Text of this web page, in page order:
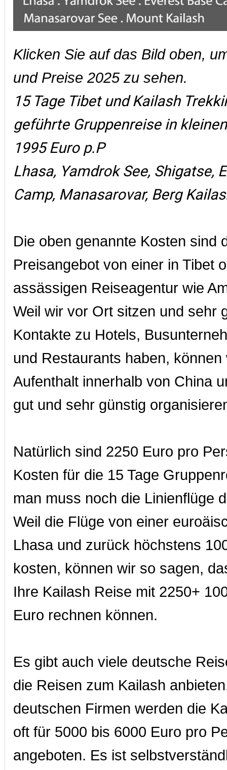
Klicken Sie auf das Bild oben,
und Preise 2025 zu sehen.
15 Tage Tibet und Kailash
geführte Gruppenreise in
1995 Euro p.P
Lhasa, Yamdrok See, Shigatse,
Camp, Manasarovar, Berg
Die oben genannte Kosten sind
Preisangebot von einer in Tibet
assässigen Reiseagentur wie
Weil wir vor Ort sitzen und sehr
Kontakte zu Hotels,
und Restaurants haben, können
Aufenthalt innerhalb von China
gut und sehr günstig
Natürlich sind 2250 Euro pro
Kosten für die 15 Tage
man muss noch die Linienflüge
Weil die Flüge von einer
Lhasa und zurück höchstens
kosten, können wir so sagen,
Ihre Kailash Reise mit 2250+
Euro rechnen können.
Es gibt auch viele deutsche
die Reisen zum Kailash
deutschen Firmen werden die
oft für 5000 bis 6000 Euro pro
angeboten. Es ist